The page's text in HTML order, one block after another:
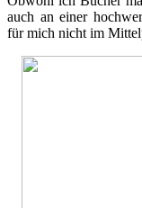
auch an einer
für mich nicht im